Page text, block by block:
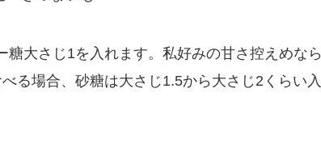
大さじ1を入れます。私好みの甘さ控えめなら
る場合、砂糖は大さじ1.5から大さじ2くらい入